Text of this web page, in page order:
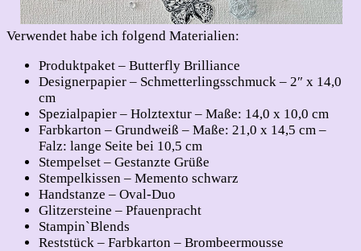
Verwendet habe ich folgend Materialien:
Produktpaket – Butterfly Brilliance
Designerpapier – Schmetterlingsschmuck – 2″ x 14,0
cm
Spezialpapier – Holztextur – Maße: 14,0 x 10,0 cm
Farbkarton – Grundweiß – Maße: 21,0 x 14,5 cm –
Falz: lange Seite bei 10,5 cm
Stempelset – Gestanzte Grüße
Stempelkissen – Memento schwarz
Handstanze – Oval-Duo
Glitzersteine – Pfauenpracht
Stampin`Blends
Reststück – Farbkarton – Brombeermousse